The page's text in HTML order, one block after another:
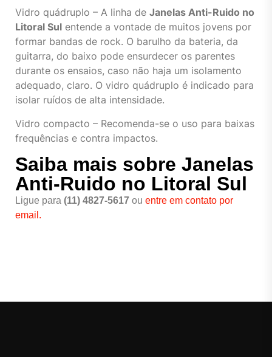
Vidro quádruplo – A linha de Janelas Anti-Ruido no
Litoral Sul entende a vontade de muitos jovens por
formar bandas de rock. O barulho da bateria, da
guitarra, do baixo pode ensurdecer os parentes
durante os ensaios, caso não haja um isolamento
adequado, claro. O vidro quádruplo é indicado para
isolar ruídos de alta intensidade.
Vidro compacto – Recomenda-se o uso para baixas
frequências e contra impactos.
Saiba mais sobre Janelas
Anti-Ruido no Litoral Sul
Ligue para (11) 4827-5617 ou entre em contato por
email.